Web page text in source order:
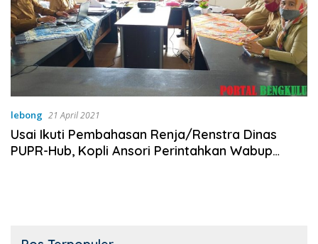
lebong 21 April 2021
Usai Ikuti Pembahasan Renja/Renstra Dinas
PUPR-Hub, Kopli Ansori Perintahkan Wabup